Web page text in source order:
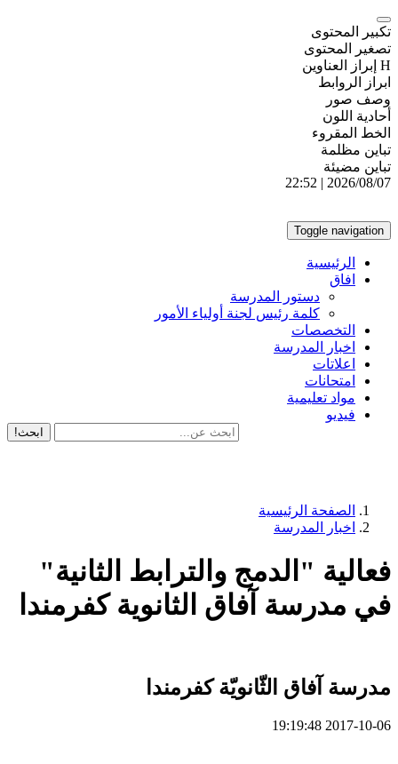
تكبير المحتوى
تصغير المحتوى
H إبراز العناوين
ابراز الروابط
وصف صور
أحادية اللون
الخط المقروء
تباين مظلمة
تباين مضيئة
2026/08/07 | 22:52
Toggle navigation
الرئيسية
افاق
دستور المدرسة
كلمة رئيس لجنة أولياء الأمور
التخصصات
اخبار المدرسة
اعلاتات
امتحانات
مواد تعليمية
فيديو
ابحث!
الصفحة الرئيسية
اخبار المدرسة
فعالية "الدمج والترابط الثانية"
في مدرسة آفاق الثانوية كفرمندا
مدرسة آفاق الثّانويّة كفرمندا
2017-10-06 19:19:48